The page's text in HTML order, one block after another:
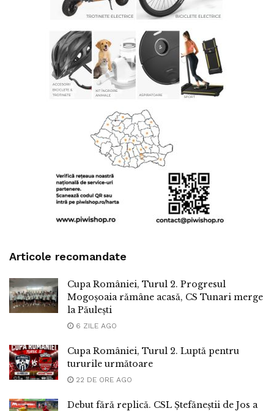
Articole recomandate
Cupa României, Turul 2. Progresul
Mogoșoaia rămâne acasă, CS Tunari merge
la Păulești
6 ZILE AGO
Cupa României, Turul 2. Luptă pentru
tururile următoare
22 DE ORE AGO
Debut fără replică. CSL Ștefăneștii de Jos a